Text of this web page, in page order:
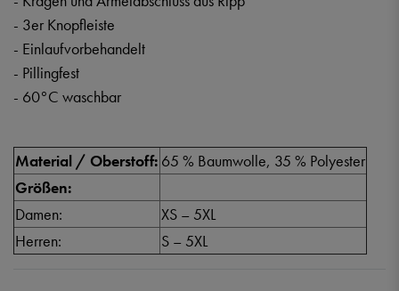
- 3er Knopfleiste
- Einlaufvorbehandelt
- Pillingfest
- 60°C waschbar
Material / Oberstoff: 65 % Baumwolle, 35 % Polyester
Größen:
Damen:
XS – 5XL
Herren:
S – 5XL